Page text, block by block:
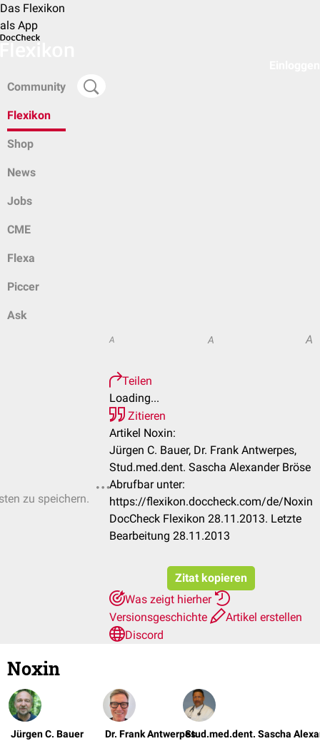
Das Flexikon
als App
Community
Flexikon
Shop
News
Jobs
CME
Flexa
Piccer
Ask
zu speichern.
A A A
Teilen
Loading...
Zitieren
Artikel Noxin:
Jürgen C. Bauer, Dr. Frank Antwerpes,
Stud.med.dent. Sascha Alexander Bröse
Abrufbar unter:
https://flexikon.doccheck.com/de/Noxin
DocCheck Flexikon 28.11.2013. Letzte
Bearbeitung 28.11.2013
Zitat kopieren
Was zeigt hierher
Versionsgeschichte
Artikel erstellen
Discord
Noxin
Jürgen C. Bauer Dr. Frank AntwerpesStud.med.dent. Sascha